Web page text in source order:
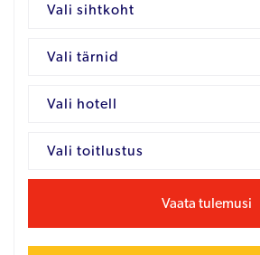
Vali sihtkoht
Vali tärnid
Vali hotell
Vali toitlustus
Vaata tulemusi